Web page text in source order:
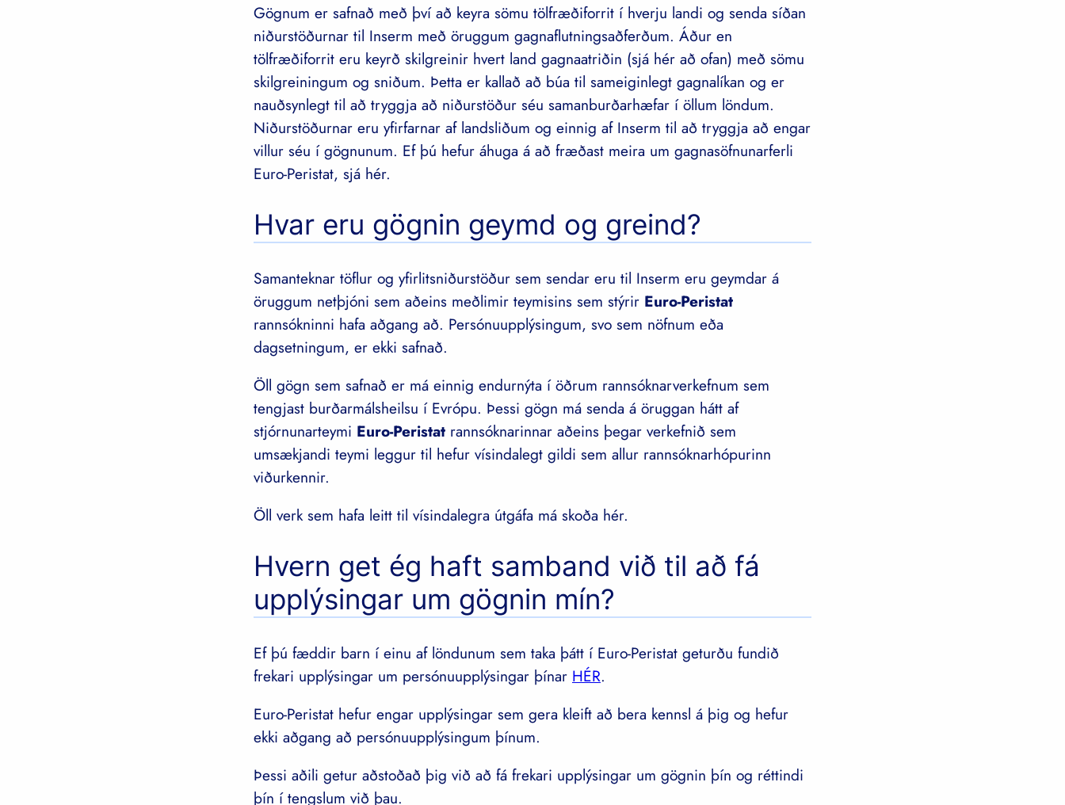
Gögnum er safnað með því að keyra sömu tölfræðiforrit í hverju landi og senda síðan
niðurstöðurnar til Inserm með öruggum gagnaflutningsaðferðum. Áður en
tölfræðiforrit eru keyrð skilgreinir hvert land gagnaatriðin (sjá hér að ofan) með sömu
skilgreiningum og sniðum. Þetta er kallað að búa til sameiginlegt gagnalíkan og er
nauðsynlegt til að tryggja að niðurstöður séu samanburðarhæfar í öllum löndum.
Niðurstöðurnar eru yfirfarnar af landsliðum og einnig af Inserm til að tryggja að engar
villur séu í gögnunum. Ef þú hefur áhuga á að fræðast meira um gagnasöfnunarferli
Euro-Peristat, sjá hér.
Hvar eru gögnin geymd og greind?
Samanteknar töflur og yfirlitsniðurstöður sem sendar eru til Inserm eru geymdar á
öruggum netþjóni sem aðeins meðlimir teymisins sem stýrir Euro-Peristat
rannsókninni hafa aðgang að. Persónuupplýsingum, svo sem nöfnum eða
dagsetningum, er ekki safnað.
Öll gögn sem safnað er má einnig endurnýta í öðrum rannsóknarverkefnum sem
tengjast burðarmálsheilsu í Evrópu. Þessi gögn má senda á öruggan hátt af
stjórnunarteymi Euro-Peristat rannsóknarinnar aðeins þegar verkefnið sem
umsækjandi teymi leggur til hefur vísindalegt gildi sem allur rannsóknarhópurinn
viðurkennir.
Öll verk sem hafa leitt til vísindalegra útgáfa má skoða hér.
Hvern get ég haft samband við til að fá
upplýsingar um gögnin mín?
Ef þú fæddir barn í einu af löndunum sem taka þátt í Euro-Peristat geturðu fundið
frekari upplýsingar um persónuupplýsingar þínar HÉR.
Euro-Peristat hefur engar upplýsingar sem gera kleift að bera kennsl á þig og hefur
ekki aðgang að persónuupplýsingum þínum.
Þessi aðili getur aðstoðað þig við að fá frekari upplýsingar um gögnin þín og réttindi
þín í tengslum við þau.